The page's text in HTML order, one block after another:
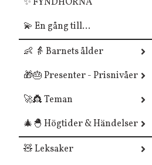
💫 En gång till...
👶 👵 Barnets ålder
🎁🎂 Presenter - Prisnivåer
🚀👸 Teman
🎄🐣 Högtider & Händelser
🧸 Leksaker